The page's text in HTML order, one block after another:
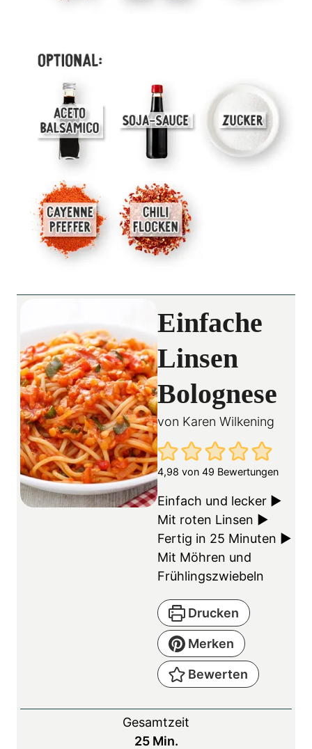
Einfache
Linsen
Bolognese
von Karen Wilkening
4,98 von49 Bewertungen
Einfach und lecker ▶
Mit roten Linsen ▶
Fertig in 25 Minuten ▶
Mit Möhren und
Frühlingszwiebeln
Drucken
Merken
Bewerten
Gesamtzeit
25MMin.